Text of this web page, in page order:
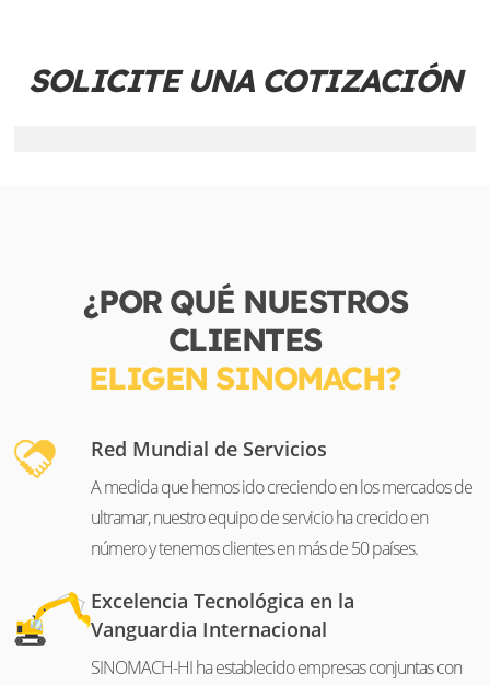
SOLICITE UNA COTIZACIÓN
¿POR QUÉ NUESTROS
CLIENTES
ELIGEN SINOMACH?
Red Mundial de Servicios
A medida que hemos ido creciendo en los mercados de
ultramar, nuestro equipo de servicio ha crecido en
número y tenemos clientes en más de 50 países.
Excelencia Tecnológica en la
Vanguardia Internacional
SINOMACH-HI ha establecido empresas conjuntas con